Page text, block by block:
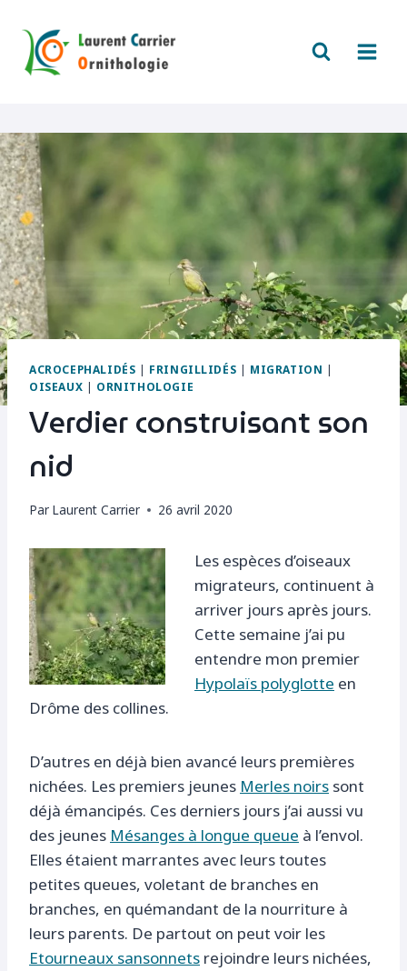
contenu
ACROCEPHALIDÉS | FRINGILLIDÉS | MIGRATION |
OISEAUX | ORNITHOLOGIE
Verdier construisant son
nid
Par Laurent Carrier 26 avril 2020
Les espèces d’oiseaux
migrateurs, continuent à
arriver jours après jours.
Cette semaine j’ai pu
entendre mon premier
Hypolaïs polyglotte en
Drôme des collines.
D’autres en déjà bien avancé leurs premières
nichées. Les premiers jeunes Merles noirs sont
déjà émancipés. Ces derniers jours j’ai aussi vu
des jeunes Mésanges à longue queue à l’envol.
Elles étaient marrantes avec leurs toutes
petites queues, voletant de branches en
branches, en quémandant de la nourriture à
leurs parents. De partout on peut voir les
Etourneaux sansonnets rejoindre leurs nichées,